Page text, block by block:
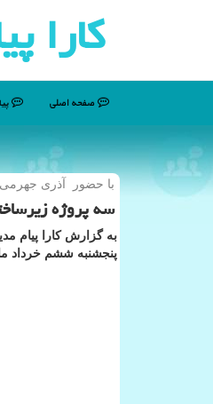
كارا
صفحه اصلی
با حضور آذری
سه پروژه
به گزارش کارا پیام
پنجشنبه ششم خرداد